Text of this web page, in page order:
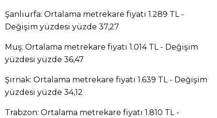
Şanlıurfa: Ortalama metrekare fiyatı 1.289 TL -
Değişim yüzdesi yüzde 37,27
Muş: Ortalama metrekare fiyatı 1.014 TL - Değişim
yüzdesi yüzde 36,47
Şırnak: Ortalama metrekare fiyatı 1.639 TL - Değişim
yüzdesi yüzde 34,12
Trabzon: Ortalama metrekare fiyatı 1.810 TL -